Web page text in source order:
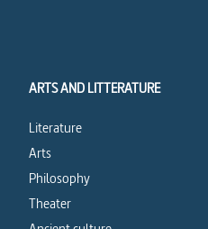
ARTS AND LITTERATURE
Literature
Arts
Philosophy
Theater